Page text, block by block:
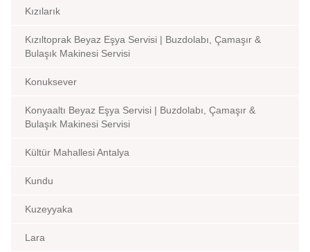
Kızılarık
Kızıltoprak Beyaz Eşya Servisi | Buzdolabı, Çamaşır &
Bulaşık Makinesi Servisi
Konuksever
Konyaaltı Beyaz Eşya Servisi | Buzdolabı, Çamaşır &
Bulaşık Makinesi Servisi
Kültür Mahallesi Antalya
Kundu
Kuzeyyaka
Lara